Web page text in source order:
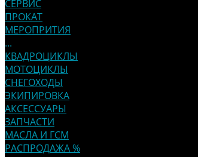
СЕРВИС
ПРОКАТ
МЕРОПРИТИЯ
...
КВАДРОЦИКЛЫ
МОТОЦИКЛЫ
СНЕГОХОДЫ
ЭКИПИРОВКА
АКСЕССУАРЫ
ЗАПЧАСТИ
МАСЛА И ГСМ
РАСПРОДАЖА %